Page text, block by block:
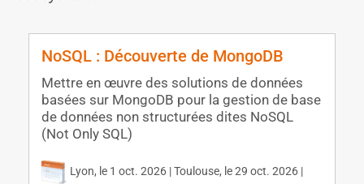
NoSQL : Découverte de MongoDB
Mettre en œuvre des solutions de données
basées sur MongoDB pour la gestion de base
de données non structurées dites NoSQL
(Not Only SQL)
Lyon, le 1 oct. 2026 | Toulouse, le 29 oct. 2026 |